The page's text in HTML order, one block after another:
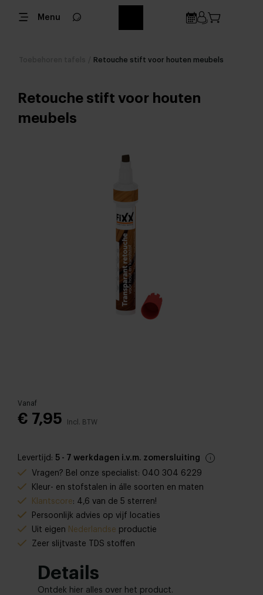
Menu
Retouche stift voor houten meubels
Retouche stift voor houten
meubels
Vanaf
€ 7,95 Incl. BTW
Levertijd: 5 - 7 werkdagen i.v.m. zomersluiting
Vragen? Bel onze specialist: 040 304 6229
Kleur- en stofstalen in álle soorten en maten
Klantscore: 4,6 van de 5 sterren!
Persoonlijk advies op vijf locaties
Uit eigen Nederlandse productie
Zeer slijtvaste TDS stoffen
Details
Ontdek hier alles over het product.